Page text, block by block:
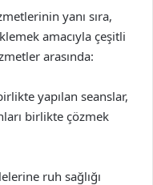
yanı sıra,
amacıyla çeşitli
arasında:
yapılan seanslar,
birlikte çözmek
ruh sağlığı